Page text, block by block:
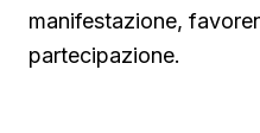
manifestazione,
partecipazione.